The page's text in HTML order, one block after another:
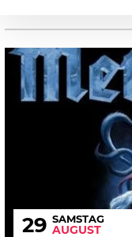
29 SAMSTAG
AUGUST